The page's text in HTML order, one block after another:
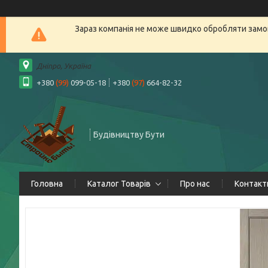
Зараз компанія не може швидко обробляти
Дніпро, Україна
+380 (99) 099-05-18 +380 (97) 664-82-32
Будівництву Бути
Головна Каталог Товарів Про нас